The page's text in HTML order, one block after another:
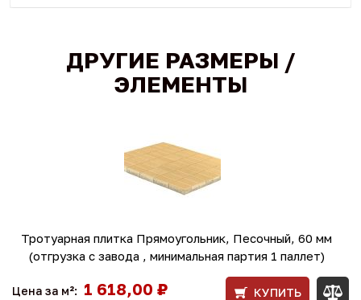
ДРУГИЕ РАЗМЕРЫ /
ЭЛЕМЕНТЫ
Тротуарная плитка Прямоугольник, Песочный, 60 мм
(отгрузка с завода , минимальная партия 1 паллет)
Цена за м²: 1 618,00 ₽ КУПИТЬ